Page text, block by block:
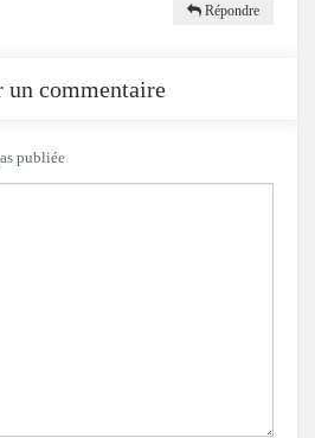
Répondre
un commentaire
publiée